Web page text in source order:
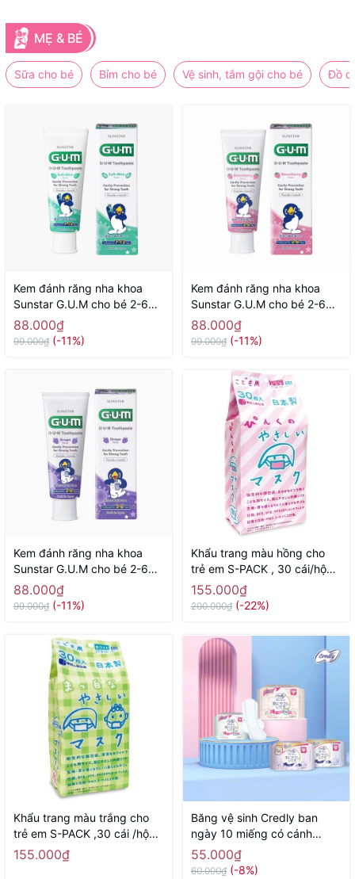
MẸ & BÉ
Sữa cho bé Bỉm cho bé Vệ sinh, tắm gội cho bé Đồ
Kem đánh răng nha khoa
Sunstar G.U.M cho bé 2-6
tuổi 70g ( hương bạc hà) -
Hàng Nhật nội địa
88.000₫
99.000₫ (-11%)
Kem đánh răng nha khoa
Sunstar G.U.M cho bé 2-6
tuổi 70g ( hương dâu) -
Hàng Nhật nội địa
88.000₫
99.000₫ (-11%)
Kem đánh răng nha khoa
Sunstar G.U.M cho bé 2-6
tuổi 70g ( hương nho) -
Hàng Nhật nội địa
88.000₫
99.000₫ (-11%)
Khẩu trang màu hồng cho
trẻ em S-PACK , 30 cái/hộp -
Hàng Nhật nội địa
155.000₫
200.000₫ (-22%)
Khẩu trang màu trắng cho
trẻ em S-PACK ,30 cái /hộp -
Hàng Nhật nội địa
155.000₫
Băng vệ sinh Credly ban
ngày 10 miếng có cánh
24,5cm - Hàng Nhật nội địa
55.000₫
60.000₫ (-8%)